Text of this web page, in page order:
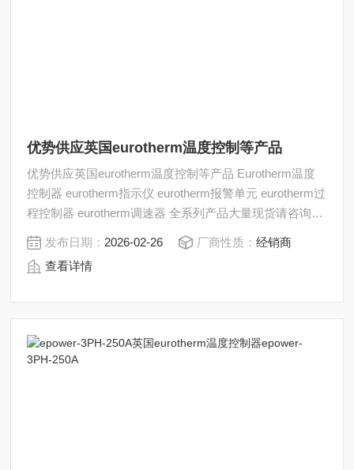
优势供应英国eurotherm温度控制等产品
优势供应英国eurotherm温度控制等产品 Eurotherm温度
控制器 eurotherm指示仪 eurotherm报警单元 eurotherm过
程控制器 eurotherm调速器 全系列产品大量现货请咨询上
海茂硕机械设备有限公司
发布日期： 2026-02-26 厂商性质：经销商
查看详情